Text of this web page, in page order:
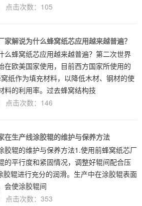
点击次数：105
家解说为什么蜂窝纸芯应用越来越普遍？
么蜂窝纸芯应用越来越普遍？第二次世界
在欧美国家使用，目前西方国家所使用的
纸作为填充材料，以降低木材、钢材的使
料的利用率。过去蜂窝结构技
点击次数：146
在生产线涂胶辊的维护与保养方法
胶辊的维护与保养方法1.使用前蜂窝纸芯厂
的平行度和紧固情况，调整好辊间配合压
胶辊进行充分的润滑。生产中在涂胶辊表面
会使涂胶辊间
点击次数：353